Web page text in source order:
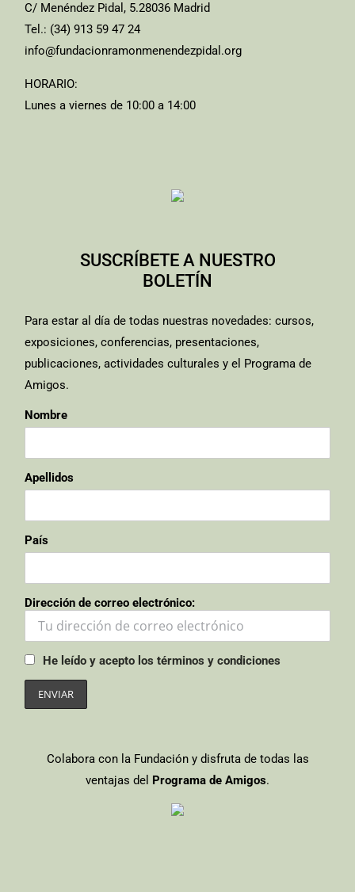
C/ Menéndez Pidal, 5.28036 Madrid
Tel.: (34) 913 59 47 24
info@fundacionramonmenendezpidal.org
HORARIO:
Lunes a viernes de 10:00 a 14:00
SUSCRÍBETE A NUESTRO
BOLETÍN
Para estar al día de todas nuestras novedades: cursos,
exposiciones, conferencias, presentaciones,
publicaciones, actividades culturales y el Programa de
Amigos.
Nombre
Apellidos
País
Dirección de correo electrónico:
He leído y acepto los términos y condiciones
Colabora con la Fundación y disfruta de todas las
ventajas del
Programa de Amigos.